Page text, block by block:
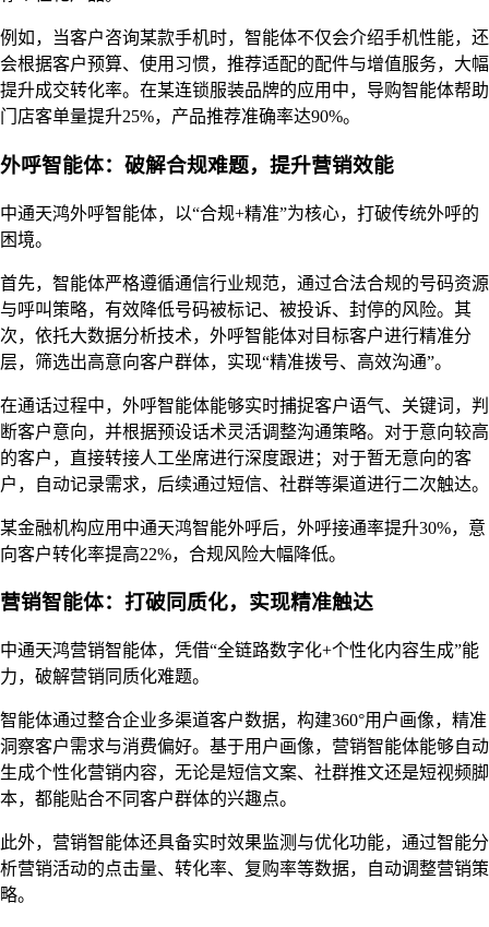
例如，当客户咨询某款手机时，智能体不仅会介绍手机性能，还
会根据客户预算、使用习惯，推荐适配的配件与增值服务，大幅
提升成交转化率。在某连锁服装品牌的应用中，导购智能体帮助
门店客单量提升25%，产品推荐准确率达90%。
外呼智能体：破解合规难题，提升营销效能
中通天鸿外呼智能体，以“合规+精准”为核心，打破传统外呼的
困境。
首先，智能体严格遵循通信行业规范，通过合法合规的号码资源
与呼叫策略，有效降低号码被标记、被投诉、封停的风险。其
次，依托大数据分析技术，外呼智能体对目标客户进行精准分
层，筛选出高意向客户群体，实现“精准拨号、高效沟通”。
在通话过程中，外呼智能体能够实时捕捉客户语气、关键词，判
断客户意向，并根据预设话术灵活调整沟通策略。对于意向较高
的客户，直接转接人工坐席进行深度跟进；对于暂无意向的客
户，自动记录需求，后续通过短信、社群等渠道进行二次触达。
某金融机构应用中通天鸿智能外呼后，外呼接通率提升30%，意
向客户转化率提高22%，合规风险大幅降低。
营销智能体：打破同质化，实现精准触达
中通天鸿营销智能体，凭借“全链路数字化+个性化内容生成”能
力，破解营销同质化难题。
智能体通过整合企业多渠道客户数据，构建360°用户画像，精准
洞察客户需求与消费偏好。基于用户画像，营销智能体能够自动
生成个性化营销内容，无论是短信文案、社群推文还是短视频脚
本，都能贴合不同客户群体的兴趣点。
此外，营销智能体还具备实时效果监测与优化功能，通过智能分
析营销活动的点击量、转化率、复购率等数据，自动调整营销策
略。